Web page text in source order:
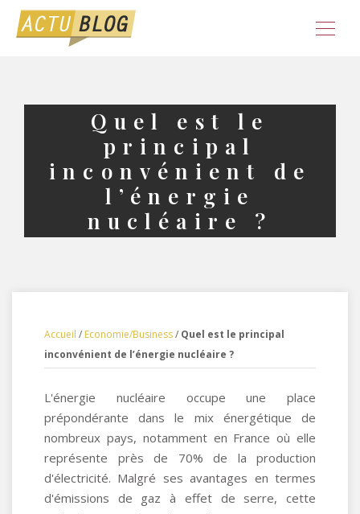
Quel est le
principal
inconvénient de
l’énergie
nucléaire ?
Accueil / Economie/Business/ Quel est le principal
inconvénient de l’énergie nucléaire ?
L'énergie nucléaire occupe une place
prépondérante dans le mix énergétique de
nombreux pays, notamment en France où elle
représente près de 70% de la production
d'électricité. Malgré ses avantages en termes
d'émissions de gaz à effet de serre, cette